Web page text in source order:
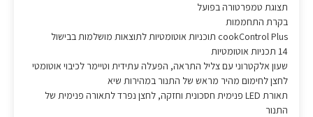
תצוגת טמפרטורה בפועל
בקרת התחממות
cookControl Plus תוכניות אוטומטיות לתוצאות מושלמות בבישול
14 תכניות אוטומטיות
שעון אלקטרוני עם צליל התראה, הפעלה עתידית וטיימר לכיבוי אוטומטי
לחצן לחימום מהיר מראש של התנור במהירות שיא
תאורת LED פנימית חסכונית וחזקה, לחצן נפרד לתאורה פנימית של
התנור